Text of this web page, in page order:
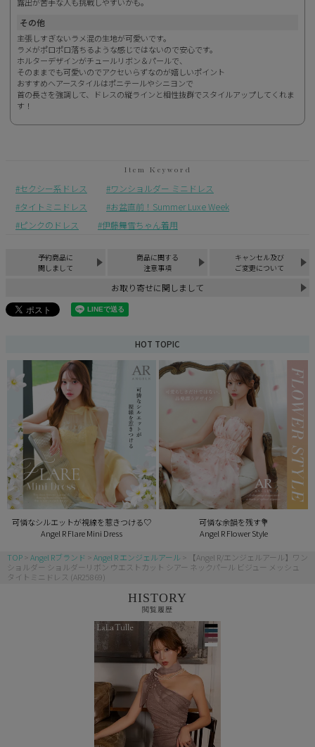
その他
主張しすぎないラメ混の生地が可愛いです。
ラメがポロポロ落ちるような感じではないので安心です。
ホルターデザインがチュールリボン＆パールで、
そのままでも可愛いのでアクセいらずなのが嬉しいポイント
おすすめヘアースタイルはポニテールやシニヨンで
首の長さを強調して、ドレスの縦ラインと相性抜群でスタイルアップしてくれま
す！
セクシー系ドレス
ワンショルダー ミニドレス
タイトミニドレス
お盆直前！Summer Luxe Week
ピンクのドレス
伊藤舞雪ちゃん着用
予約商品に
関しまして
商品に関する
注意事項
キャンセル及び
ご変更について
お取り寄せに関しまして
HOT TOPIC
可憐なシルエットが視線を惹きつける♡
Angel R Flare Mini Dress
可憐な余韻を残す💐
Angel R Flower Style
TOP Angel Rブランド Angel R エンジェルアール
【Angel R/エンジェルアール】ワン
ショルダー ショルダーリボン ウエストカット シアー ネックパール ビジュー メッシュ
タイトミニドレス (AR25869)
HISTORY
閲覧履歴